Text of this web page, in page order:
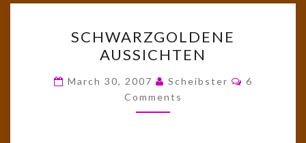
AUSSICHTEN
SCHWARZGOLDENE
AUSSICHTEN
March 30, 2007 Scheibster Comments
6
Comments